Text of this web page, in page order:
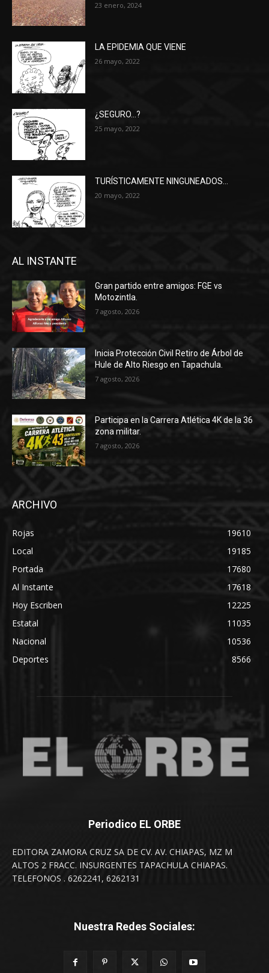
23 enero, 2024
LA EPIDEMIA QUE VIENE
26 mayo, 2022
¿SEGURO…?
25 mayo, 2022
TURÍSTICAMENTE NINGUNEADOS…
20 mayo, 2022
AL INSTANTE
Gran partido entre amigos: FGE vs
Motozintla.
7 agosto, 2026
Inicia Protección Civil Retiro de Árbol de
Hule de Alto Riesgo en Tapachula.
7 agosto, 2026
Participa en la Carrera Atlética 4K de la 36
zona militar.
7 agosto, 2026
ARCHIVO
Rojas
19610
Local
19185
Portada
17680
Al Instante
17618
Hoy Escriben
12225
Estatal
11035
Nacional
10536
Deportes
8566
Periodico EL ORBE
EDITORA ZAMORA CRUZ SA DE CV. AV. CHIAPAS, MZ M
ALTOS 2 FRACC. INSURGENTES TAPACHULA CHIAPAS.
TELEFONOS . 6262241, 6262131
Nuestra Redes Sociales: